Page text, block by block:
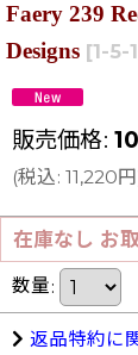
Faery 239
Designs [1-5-
販売価格:
(税込: 11,220円
在庫なし お
数量:
返品特約に